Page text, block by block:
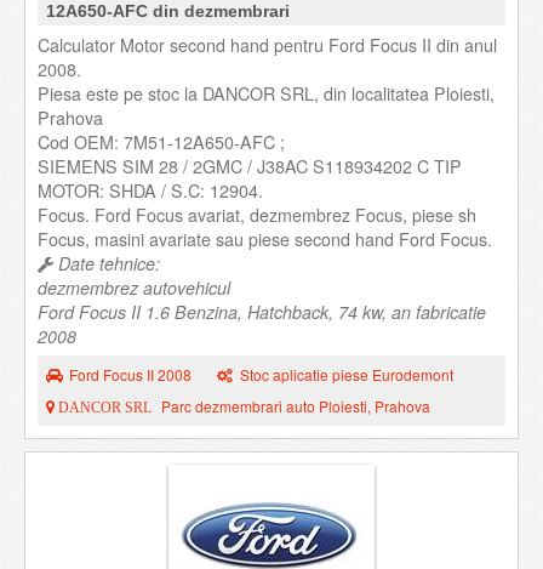
12A650-AFC din dezmembrari
Calculator Motor second hand pentru Ford Focus II din anul
2008.
Piesa este pe stoc la DANCOR SRL, din localitatea Ploiesti,
Prahova
Cod OEM: 7M51-12A650-AFC ;
SIEMENS SIM 28 / 2GMC / J38AC S118934202 C TIP
MOTOR: SHDA / S.C: 12904.
Focus. Ford Focus avariat, dezmembrez Focus, piese sh
Focus, masini avariate sau piese second hand Ford Focus.
Date tehnice:
dezmembrez autovehicul
Ford Focus II 1.6 Benzina, Hatchback, 74 kw, an fabricatie
2008
Ford Focus II 2008 Stoc aplicatie piese Eurodemont
DANCOR SRL Parc dezmembrari auto Ploiesti, Prahova